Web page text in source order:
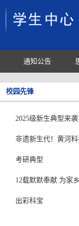
通知公告
校园先锋
2025级新生典型来
非遗新生代！黄河
考研典型
12载默默奉献 为家
出彩科宝